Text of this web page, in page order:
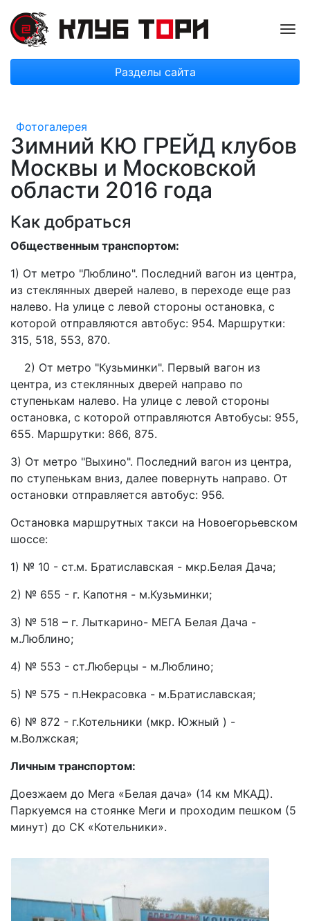
Разделы сайта
Фотогалерея
Зимний КЮ ГРЕЙД клубов
Москвы и Московской
области 2016 года
Как добраться
Общественным транспортом:
1) От метро "Люблино". Последний вагон из центра,
из стеклянных дверей налево, в переходе еще раз
налево. На улице с левой стороны остановка, с
которой отправляются автобус: 954. Маршрутки:
315, 518, 553, 870.
2) От метро "Кузьминки". Первый вагон из
центра, из стеклянных дверей направо по
ступенькам налево. На улице с левой стороны
остановка, с которой отправляются Автобусы: 955,
655. Маршрутки: 866, 875.
3) От метро "Выхино". Последний вагон из центра,
по ступенькам вниз, далее повернуть направо. От
остановки отправляется автобус: 956.
Остановка маршрутных такси на Новоегорьевском
шоссе:
1) № 10 - ст.м. Братиславская - мкр.Белая Дача;
2) № 655 - г. Капотня - м.Кузьминки;
3) № 518 – г. Лыткарино- МЕГА Белая Дача -
м.Люблино;
4) № 553 - ст.Люберцы - м.Люблино;
5) № 575 - п.Некрасовка - м.Братиславская;
6) № 872 - г.Котельники (мкр. Южный ) -
м.Волжская;
Личным транспортом:
Доезжаем до Мега «Белая дача» (14 км МКАД).
Паркуемся на стоянке Меги и проходим пешком (5
минут) до СК «Котельники».